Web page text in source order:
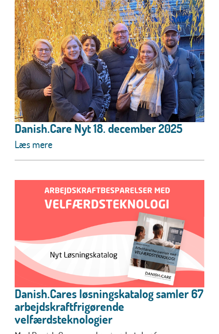
Danish.Care Nyt 18. december 2025
Læs mere
Danish.Cares løsningskatalog samler 67
arbejdskraftfrigørende
velfærdsteknologier